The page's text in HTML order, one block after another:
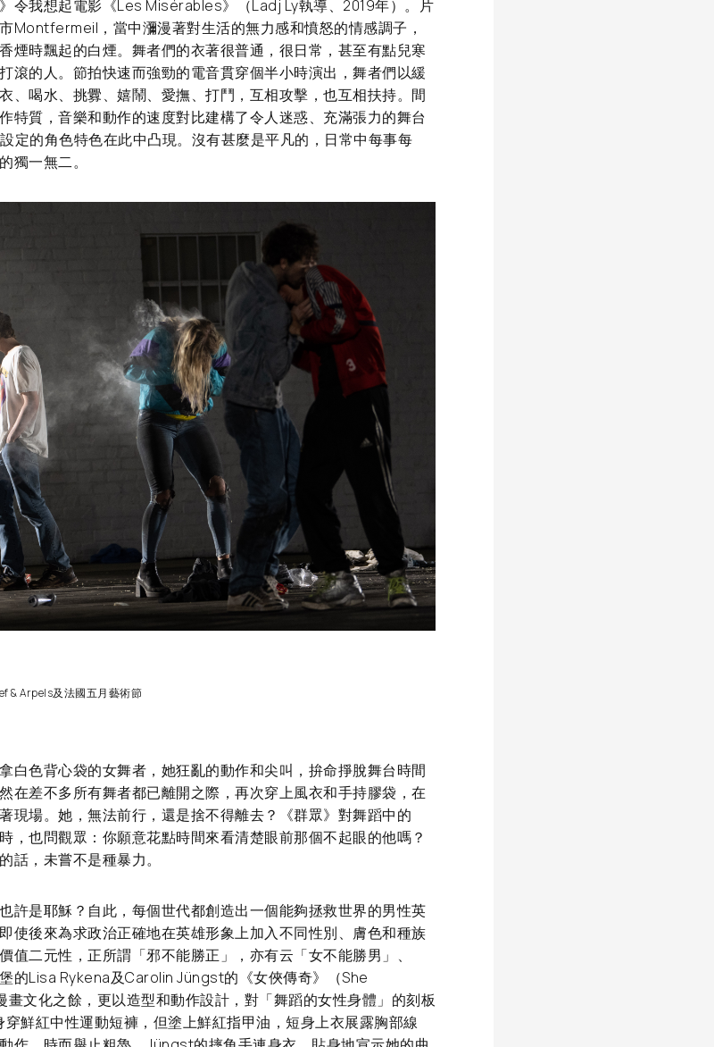
令我想起電影《Les Misérables》（Ladj Ly執導、2019年）。片
Montfermeil，當中瀰漫著對生活的無力感和憤怒的情感調子，
煙時飄起的白煙。舞者們的衣著很普通，很日常，甚至有點兒寒
滾的人。節拍快速而強勁的電音貫穿個半小時演出，舞者們以緩
、喝水、挑釁、嬉鬧、愛撫、打鬥，互相攻擊，也互相扶持。間
特質，音樂和動作的速度對比建構了令人迷惑、充滿張力的舞台
定的角色特色在此中凸現。沒有甚麼是平凡的，日常中每事每
獨一無二。
& Arpels及法國五月藝術節
白色背心袋的女舞者，她狂亂的動作和尖叫，拚命掙脫舞台時間
在差不多所有舞者都已離開之際，再次穿上風衣和手持膠袋，在
現場。她，無法前行，還是捨不得離去？《群眾》對舞蹈中的
，也問觀眾：你願意花點時間來看清楚眼前那個不起眼的他嗎？
話，未嘗不是種暴力。
許是耶穌？自此，每個世代都創造出一個能夠拯救世界的男性英
使後來為求政治正確地在英雄形象上加入不同性別、膚色和種族
值二元性，正所謂「邪不能勝正」，亦有云「女不能勝男」、
的Lisa Rykena及Carolin Jüngst的《女俠傳奇》（She
文化之餘，更以造型和動作設計，對「舞蹈的女性身體」的刻板
鮮紅中性運動短褲，但塗上鮮紅指甲油，短身上衣展露胸部線